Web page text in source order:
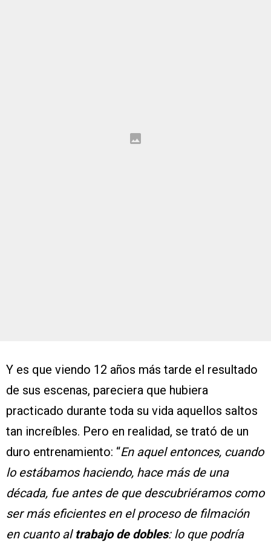
Y es que viendo 12 años más tarde el resultado
de sus escenas, pareciera que hubiera
practicado durante toda su vida aquellos saltos
tan increíbles. Pero en realidad, se trató de un
duro entrenamiento: “En aquel entonces, cuando
lo estábamos haciendo, hace más de una
década, fue antes de que descubriéramos como
ser más eficientes en el proceso de filmación
en cuanto altrabajo de dobles: lo que podría